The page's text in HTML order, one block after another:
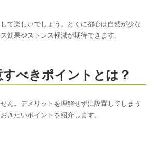
て楽しいでしょう。とくに都心は自然が少な
効果やストレス軽減が期待できます。
べきポイントとは？
ん。デメリットを理解せずに設置してしまう
きたいポイントを紹介します。